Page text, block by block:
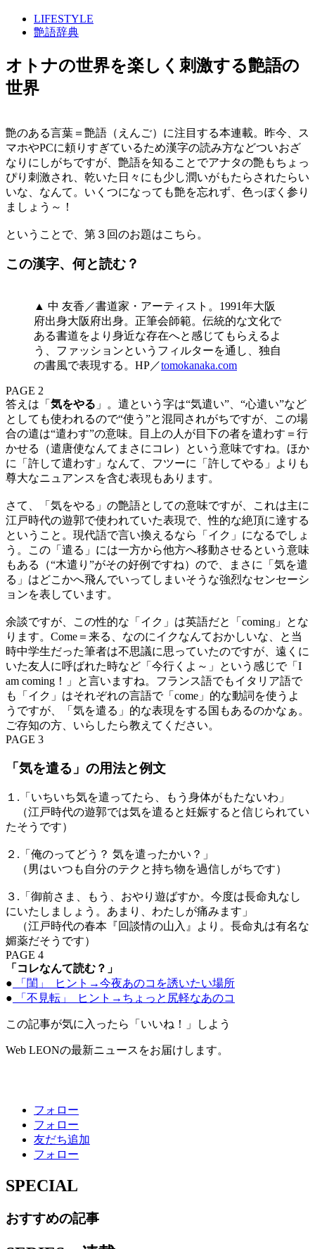
LIFESTYLE
艶語辞典
オトナの世界を楽しく刺激する艶語の
世界
艶のある言葉＝艶語（えんご）に注目する本連載。昨今、ス
マホやPCに頼りすぎているため漢字の読み方などついおざ
なりにしがちですが、艶語を知ることでアナタの艶もちょっ
ぴり刺激され、乾いた日々にも少し潤いがもたらされたらい
いな、なんて。いくつになっても艶を忘れず、色っぽく参り
ましょう～！
ということで、第３回のお題はこちら。
この漢字、何と読む？
▲ 中 友香／書道家・アーティスト。1991年大阪
府出身大阪府出身。正筆会師範。伝統的な文化で
ある書道をより身近な存在へと感じてもらえるよ
う、ファッションというフィルターを通し、独自
の書風で表現する。HP／tomokanaka.com
PAGE 2
答えは「 気をやる 」。遣という字は“気遣い”、“心遣い”など
としても使われるので“使う”と混同されがちですが、この場
合の遣は“遣わす”の意味。目上の人が目下の者を遣わす＝行
かせる（遣唐使なんてまさにコレ）という意味ですね。ほか
に「許して遣わす」なんて、フツーに「許してやる」よりも
尊大なニュアンスを含む表現もあります。
さて、「気をやる」の艶語としての意味ですが、これは主に
江戸時代の遊郭で使われていた表現で、性的な絶頂に達する
ということ。現代語で言い換えるなら「イク」になるでしょ
う。この「遣る」には一方から他方へ移動させるという意味
もある（“木遣り”がその好例ですね）ので、まさに「気を遣
る」はどこかへ飛んでいってしまいそうな強烈なセンセーシ
ョンを表しています。
余談ですが、この性的な「イク」は英語だと「coming」とな
ります。Come＝来る、なのにイクなんておかしいな、と当
時中学生だった筆者は不思議に思っていたのですが、遠くに
いた友人に呼ばれた時など「今行くよ～」という感じで「I
am coming！」と言いますね。フランス語でもイタリア語で
も「イク」はそれぞれの言語で「come」的な動詞を使うよ
うですが、「気を遣る」的な表現をする国もあるのかなぁ。
ご存知の方、いらしたら教えてください。
PAGE 3
「気を遣る」の用法と例文
１.「いちいち気を遣ってたら、もう身体がもたないわ」
（江戸時代の遊郭では気を遣ると妊娠すると信じられてい
たそうです）
２.「俺のってどう？ 気を遣ったかい？」
（男はいつも自分のテクと持ち物を過信しがちです）
３.「御前さま、もう、おやり遊ばすか。今度は長命丸なし
にいたしましょう。あまり、わたしが痛みます」
（江戸時代の春本『回談情の山入』より。長命丸は有名な
媚薬だそうです）
PAGE 4
「コレなんて読む？」
● 「閨」 ヒント→今夜あのコを誘いたい場所
● 「不見転」 ヒント→ちょっと尻軽なあのコ
この記事が気に入ったら「いいね！」しよう
Web LEONの最新ニュースをお届けします。
フォロー
フォロー
友だち追加
フォロー
SPECIAL
おすすめの記事